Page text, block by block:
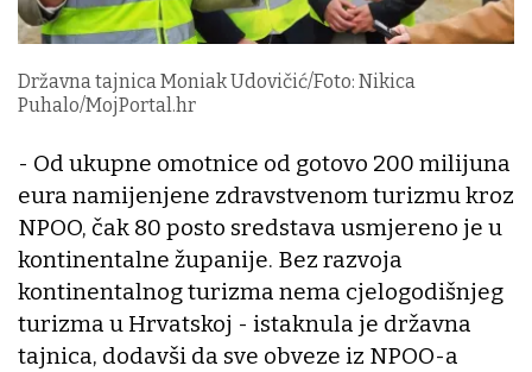
Državna tajnica Moniak Udovičić/Foto: Nikica
Puhalo/MojPortal.hr
- Od ukupne omotnice od gotovo 200 milijuna
eura namijenjene zdravstvenom turizmu kroz
NPOO, čak 80 posto sredstava usmjereno je u
kontinentalne županije. Bez razvoja
kontinentalnog turizma nema cjelogodišnjeg
turizma u Hrvatskoj - istaknula je državna
tajnica, dodavši da sve obveze iz NPOO-a